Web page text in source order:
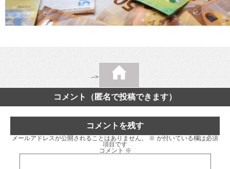
-->
コメント（匿名で投稿できます）
コメントを残す
メールアドレスが公開されることはありません。 ※ が付いている欄は必須
項目です
コメント ※